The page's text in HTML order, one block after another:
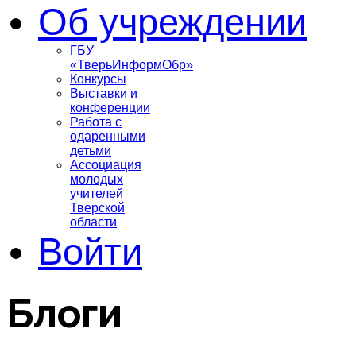
Об учреждении
ГБУ
«ТверьИнформОбр»
Конкурсы
Выставки и
конференции
Работа с
одаренными
детьми
Ассоциация
молодых
учителей
Тверской
области
Войти
Блоги